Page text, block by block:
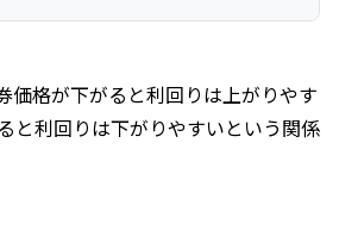
価格が下がると利回りは上がりやす
と利回りは下がりやすいという関係